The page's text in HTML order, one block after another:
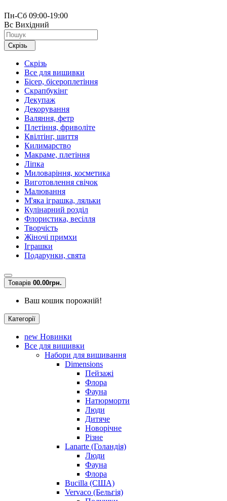
Пн-Сб 09:00-19:00
Вс Вихідний
Скрізь
Скрізь
Все для вишивки
Бісер, бісероплетіння
Скрапбукінг
Декупаж
Декорування
Валяння, фетр
Плетіння, фриволіте
Квілтінг, шиття
Килимарство
Макраме, плетіння
Ліпка
Миловаріння, косметика
Виготовлення свічок
Малювання
М'яка іграшка, ляльки
Кулінарний розділ
Флористика, весілля
Творчість
Жіночі примхи
Іграшки
Подарунки, свята
Товарів 00.00грн.
Ваш кошик порожній!
Категорії
new Новинки
Все для вишивки
Набори для вишивання
Dimensions
Пейзажі
Флора
Фауна
Натюрморти
Люди
Дитяче
Новорічне
Різне
Lanarte (Голандія)
Люди
Фауна
Флора
Bucilla (США)
Vervaco (Бельгія)